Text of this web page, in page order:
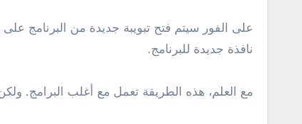
نافذة جديدة للبرنامج.
مع العلم، هذه الطريقة تعمل مع أغلب البرامج.